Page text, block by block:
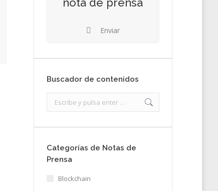
Enviar
Buscador de contenidos
Categorías de Notas de
Prensa
Blockchain